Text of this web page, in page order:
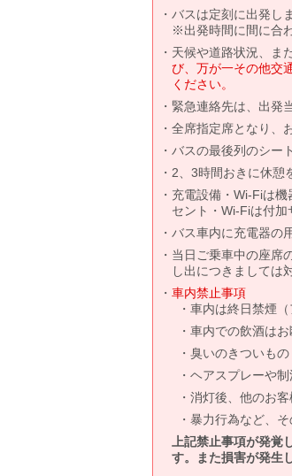
バスは定刻に出発し
※出発時間に間に合
天候や道路状況、ま
び、万が一その他交
ください。
緊急連絡先は、出発
全席指定席となり、
バスの最後列のシー
2、3時間おきに休憩
充電設備・Wi-Fiは
セント・Wi-Fiは付加
バス車内に充電器の
当日ご乗車中の座席
し出につきましては
車内禁止事項
車内は終日禁煙（
車内での飲酒は
臭いのきついもの
ヘアスプレーや
消灯後、他のお
暴力行為など、
上記禁止事項が発
す。また損害が発生